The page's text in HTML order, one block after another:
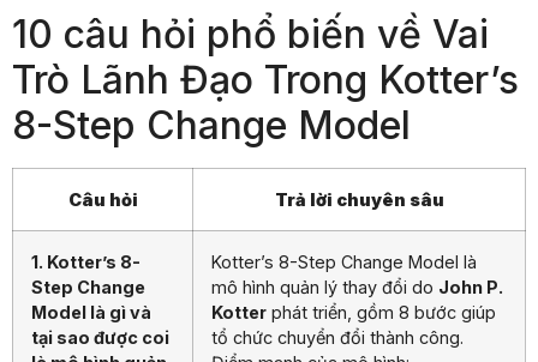
10 câu hỏi phổ biến về Vai
Trò Lãnh Đạo Trong Kotter’s
8-Step Change Model
Câu hỏi Trả lời chuyên sâu
1. Kotter’s 8-
Step Change
Model là gì và
tại sao được coi
Kotter’s 8-Step Change Model là
mô hình quản lý thay đổi do John P.
Kotter phát triển, gồm 8 bước giúp
tổ chức chuyển đổi thành công.